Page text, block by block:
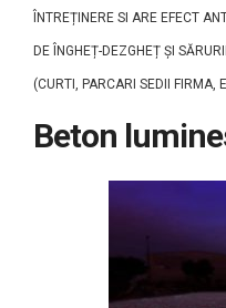
ÎNTREȚINERE SI ARE EFECT
DE ÎNGHEȚ-DEZGHEȚ ȘI
(CURTI, PARCARI SEDII FIRMA,
Beton